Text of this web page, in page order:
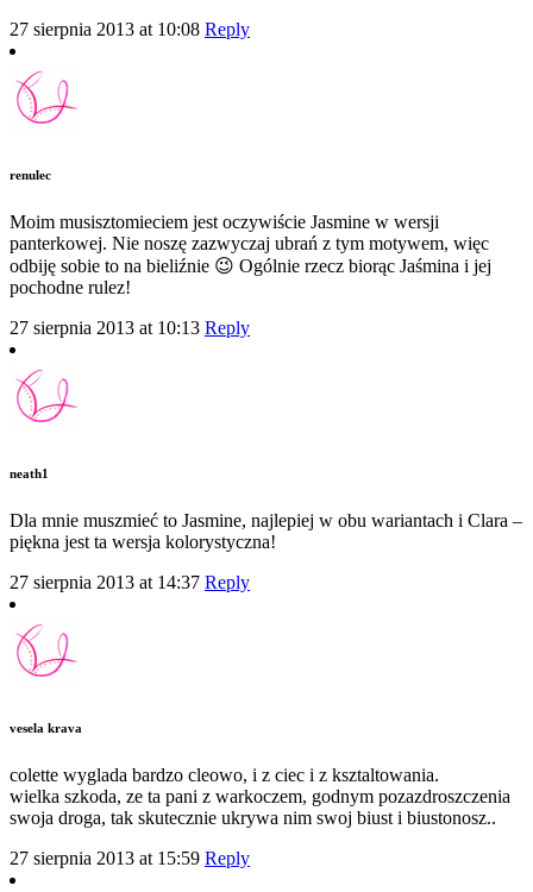
27 sierpnia 2013 at 10:08 Reply
renulec
Moim musisztomieciem jest oczywiście Jasmine w wersji
panterkowej. Nie noszę zazwyczaj ubrań z tym motywem, więc
odbiję sobie to na bieliźnie 😉 Ogólnie rzecz biorąc Jaśmina i jej
pochodne rulez!
27 sierpnia 2013 at 10:13 Reply
neath1
Dla mnie muszmieć to Jasmine, najlepiej w obu wariantach i Clara –
piękna jest ta wersja kolorystyczna!
27 sierpnia 2013 at 14:37 Reply
vesela krava
colette wyglada bardzo cleowo, i z ciec i z ksztaltowania.
wielka szkoda, ze ta pani z warkoczem, godnym pozazdroszczenia
swoja droga, tak skutecznie ukrywa nim swoj biust i biustonosz..
27 sierpnia 2013 at 15:59 Reply